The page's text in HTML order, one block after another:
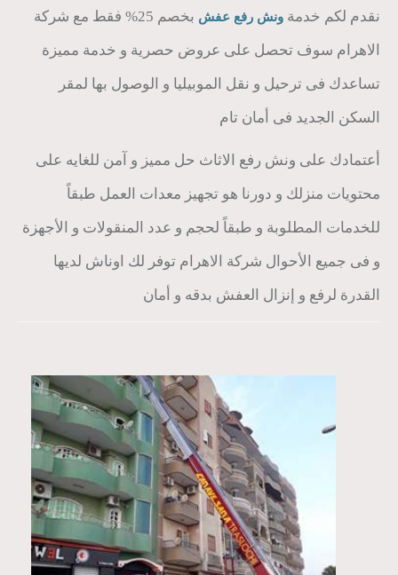
نقدم لكم خدمة ونش رفع عفش
بخصم 25% فقط مع شركة
الاهرام سوف تحصل على عروض حصرية و خدمة مميزة
تساعدك فى ترحيل و نقل الموبيليا و الوصول بها لمقر
السكن الجديد فى أمان تام
أعتمادك على ونش رفع الاثاث حل مميز و آمن للغايه على
محتويات منزلك و دورنا هو تجهيز معدات العمل طبقاً
للخدمات المطلوبة و طبقاً لحجم و عدد المنقولات و الأجهزة
و فى جميع الأحوال شركة الاهرام توفر لك اوناش لديها
القدرة لرفع و إنزال العفش بدقه و أمان